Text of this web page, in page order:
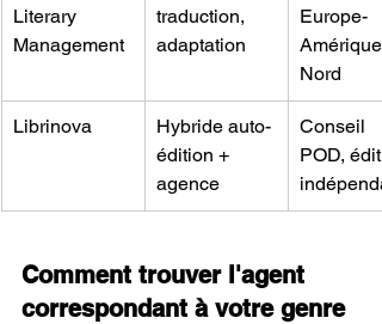
Literary
Management
traduction,
adaptation
Europe-
Amérique
Nord
Librinova
Hybride auto-
édition +
agence
Conseil
POD,
Comment trouver l'agent
correspondant à votre genre